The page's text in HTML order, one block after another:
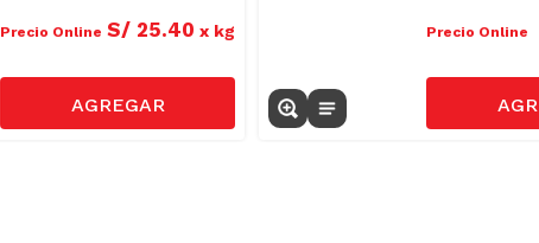
Precio Online S/ 25.40 x kg Precio Online